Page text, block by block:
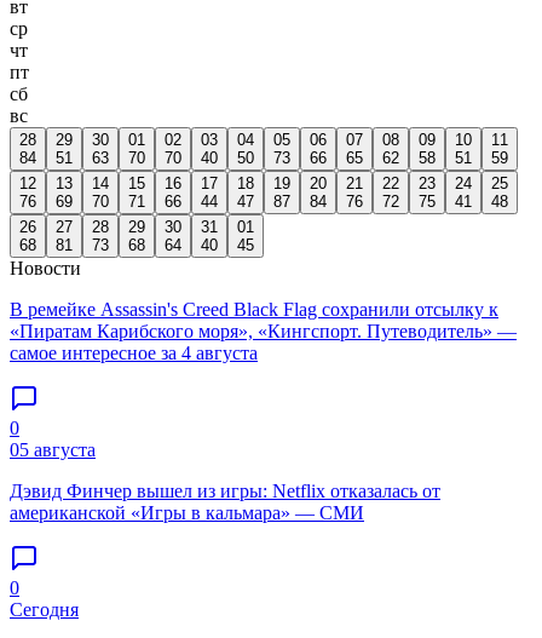
вт
ср
чт
пт
сб
вс
28
84
29
51
30
63
01
70
02
70
03
40
04
50
05
73
06
66
07
65
08
62
09
58
10
51
11
59
12
76
13
69
14
70
15
71
16
66
17
44
18
47
19
87
20
84
21
76
22
72
23
75
24
41
25
48
26
68
27
81
28
73
29
68
30
64
31
40
01
45
Новости
В ремейке Assassin's Creed Black Flag сохранили отсылку к
«Пиратам Карибского моря», «Кингспорт. Путеводитель» —
самое интересное за 4 августа
0
05 августа
Дэвид Финчер вышел из игры: Netflix отказалась от
американской «Игры в кальмара» — СМИ
0
Сегодня